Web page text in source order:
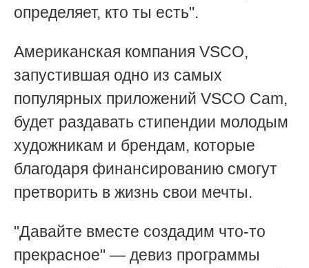
определяет, кто ты есть".
Американская компания VSCO,
запустившая одно из самых
популярных приложений VSCO Cam,
будет раздавать стипендии молодым
художникам и брендам, которые
благодаря финансированию смогут
претворить в жизнь свои мечты.
"Давайте вместе создадим что-то
прекрасное" — девиз программы